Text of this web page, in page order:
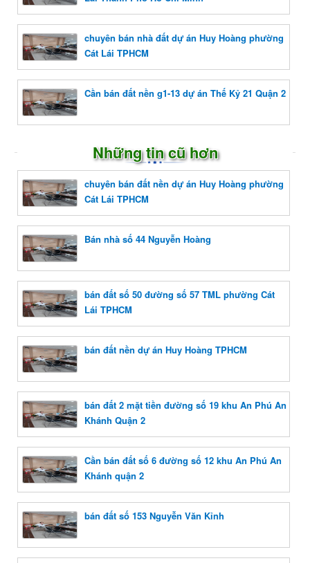
chuyên bán nhà đất dự án Huy Hoàng phường
Cát Lái TPHCM
Cần bán đất nền g1-13 dự án Thế Kỷ 21 Quận 2
Những tin cũ hơn
chuyên bán đất nền dự án Huy Hoàng phường
Cát Lái TPHCM
Bán nhà số 44 Nguyễn Hoàng
bán đất số 50 đường số 57 TML phường Cát
Lái TPHCM
bán đất nền dự án Huy Hoàng TPHCM
bán đất 2 mặt tiền đường số 19 khu An Phú An
Khánh Quận 2
Cần bán đất số 6 đường số 12 khu An Phú An
Khánh quận 2
bán đất số 153 Nguyễn Văn Kỉnh